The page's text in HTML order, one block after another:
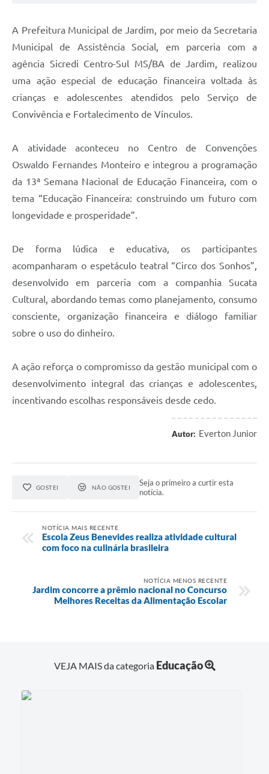
A Prefeitura Municipal de Jardim, por meio da Secretaria
Municipal de Assistência Social, em parceria com a
agência Sicredi Centro-Sul MS/BA de Jardim, realizou
uma ação especial de educação financeira voltada às
crianças e adolescentes atendidos pelo Serviço de
Convivência e Fortalecimento de Vínculos.
A atividade aconteceu no Centro de Convenções
Oswaldo Fernandes Monteiro e integrou a programação
da 13ª Semana Nacional de Educação Financeira, com o
tema “Educação Financeira: construindo um futuro com
longevidade e prosperidade”.
De forma lúdica e educativa, os participantes
acompanharam o espetáculo teatral “Circo dos Sonhos”,
desenvolvido em parceria com a companhia Sucata
Cultural, abordando temas como planejamento, consumo
consciente, organização financeira e diálogo familiar
sobre o uso do dinheiro.
A ação reforça o compromisso da gestão municipal com o
desenvolvimento integral das crianças e adolescentes,
incentivando escolhas responsáveis desde cedo.
Autor: Everton Junior
GOSTEI NÃO GOSTEI
Seja o primeiro a curtir esta
notícia.
NOTÍCIA MAIS RECENTE
Escola Zeus Benevides realiza atividade cultural
com foco na culinária brasileira
NOTÍCIA MENOS RECENTE
Jardim concorre a prêmio nacional no Concurso
Melhores Receitas da Alimentação Escolar
VEJA MAIS da categoria Educação